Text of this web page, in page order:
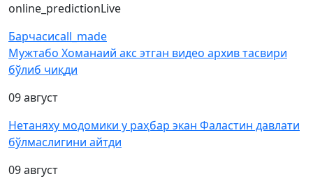
online_predictionLive
Барчасиcall_made
Мужтабо Хоманаий акс этган видео архив тасвири
бўлиб чиқди
09 август
Нетаняху модомики у раҳбар экан Фаластин давлати
бўлмаслигини айтди
09 август